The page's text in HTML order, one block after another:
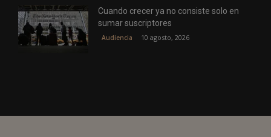
Cuando crecer ya no consiste solo en
sumar suscriptores
Audiencia 10 agosto, 2026